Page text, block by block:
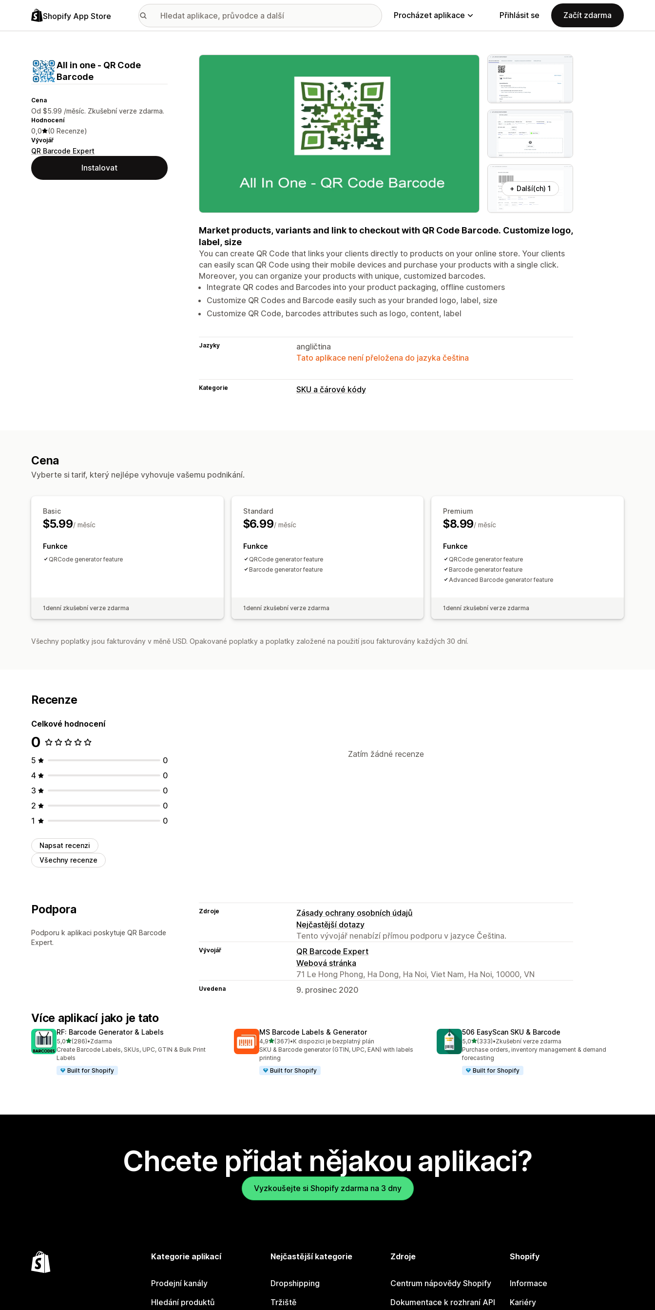
Shopify App Store Procházet aplikace Přihlásit se Začít zdarma
All in one ‑ QR Code
Barcode
Cena
Od $5.99 /měsíc. Zkušební verze zdarma.
Hodnocení
0,0 (0 Recenze)
Vývojář
QR Barcode Expert
Instalovat
Galerie propagovaných obrázků
+ Další(ch) 1
Market products, variants and link to checkout with QR Code Barcode. Customize logo,
label, size
You can create QR Code that links your clients directly to products on your online store. Your clients
can easily scan QR Code using their mobile devices and purchase your products with a single click.
Moreover, you can organize your products with unique, customized barcodes.
Integrate QR codes and Barcodes into your product packaging, offline customers
Customize QR Codes and Barcode easily such as your branded logo, label, size
Customize QR Code, barcodes attributes such as logo, content, label
Jazyky
angličtina
Tato aplikace není přeložena do jazyka čeština
Kategorie SKU a čárové kódy
Cena
Vyberte si tarif, který nejlépe vyhovuje vašemu podnikání.
Basic
$5.99/ měsíc
Funkce
QRCode generator feature
1denní zkušební verze zdarma
Standard
$6.99/ měsíc
Funkce
QRCode generator feature
Barcode generator feature
1denní zkušební verze zdarma
Premium
$8.99/ měsíc
Funkce
QRCode generator feature
Barcode generator feature
Advanced Barcode generator feature
1denní zkušební verze zdarma
Všechny poplatky jsou fakturovány v měně USD. Opakované poplatky a poplatky založené na použití jsou fakturovány každých 30 dní.
Recenze
Celkové hodnocení
0
5
0
4
0
3
0
2
0
1
0
Napsat recenzi
Všechny recenze
Zatím žádné recenze
Podpora
Podporu k aplikaci poskytuje QR Barcode
Expert.
Zdroje
Zásady ochrany osobních údajů
Nejčastější dotazy
Tento vývojář nenabízí přímou podporu v jazyce Čeština.
Vývojář
QR Barcode Expert
Webová stránka
71 Le Hong Phong, Ha Dong, Ha Noi, Viet Nam, Ha Noi, 10000, VN
Uvedena 9. prosinec 2020
Více aplikací jako je tato
RF: Barcode Generator & Labels
5,0z 5 hvězd
(286)
Celkový počet recenzí: 286
•Zdarma
Create Barcode Labels, SKUs, UPC, GTIN & Bulk Print
Labels
Built for Shopify
MS Barcode Labels & Generator
4,9z 5 hvězd
(367)
Celkový počet recenzí: 367
•K dispozici je bezplatný plán
SKU & Barcode generator (GTIN, UPC, EAN) with labels
printing
Built for Shopify
506 EasyScan SKU & Barcode
5,0z 5 hvězd
(333)
Celkový počet recenzí: 333
•Zkušební verze zdarma
Purchase orders, inventory management & demand
forecasting
Built for Shopify
Chcete přidat nějakou aplikaci?
Vyzkoušejte si Shopify zdarma na 3 dny
Kategorie aplikací
Prodejní kanály
Hledání produktů
Nejčastější kategorie
Dropshipping
Tržiště
Zdroje
Centrum nápovědy Shopify
Dokumentace k rozhraní API
Shopify
Informace
Kariéry